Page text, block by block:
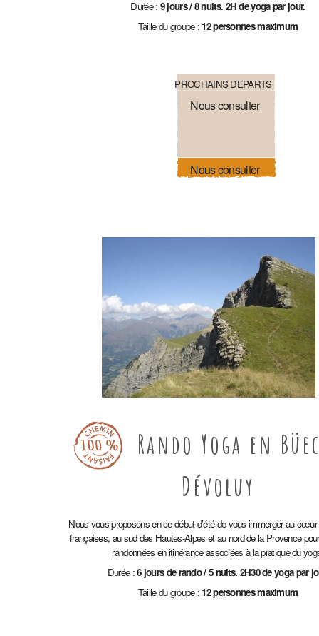
Durée : 9 jours / 8 nuits. 2H de yoga par jour.
Taille du groupe :12 personnes maximum
PROCHAINS DEPARTS
Nous consulter
Nous consulter
Rando Yoga en
Dévoluy
Nous vous proposons en ce début d’été de vous immerger au
françaises, au sud des Hautes-Alpes et au nord de la Provence
randonnées en itinérance associées à la pratique du
Durée :6 jours de rando / 5 nuits. 2H30 de yoga par
Taille du groupe :12 personnes maximum